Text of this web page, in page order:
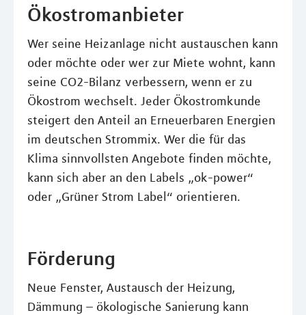
Ökostromanbieter
Wer seine Heizanlage nicht austauschen kann
oder möchte oder wer zur Miete wohnt, kann
seine CO2-Bilanz verbessern, wenn er zu
Ökostrom wechselt. Jeder Ökostromkunde
steigert den Anteil an Erneuerbaren Energien
im deutschen Strommix. Wer die für das
Klima sinnvollsten Angebote finden möchte,
kann sich aber an den Labels „ok-power“
oder „Grüner Strom Label“ orientieren.
Förderung
Neue Fenster, Austausch der Heizung,
Dämmung – ökologische Sanierung kann